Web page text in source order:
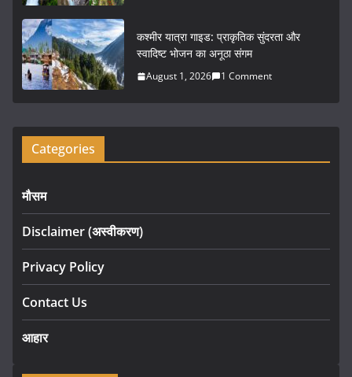
कश्मीर यात्रा गाइड: प्राकृतिक सुंदरता और
स्वादिष्ट भोजन का अनूठा संगम
August 1, 2026 1 Comment
Categories
मौसम
Disclaimer (अस्वीकरण)
Privacy Policy
Contact Us
आहार